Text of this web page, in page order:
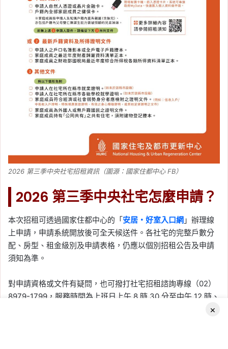
2026 第三季中央社宅招租資訊（圖源：國家住都中心 FB）
2026 第三季中央社宅怎麼申請？
本次招租可透過國家住都中心的「 安居・好室入口網 」辦理線
上申請，申請系統開放後可全天候送件。各社宅的完整戶數分
配、房型、租金級別及申請表格，仍應以個別招租公告及申請
須知為準。
對申請資格或文件有疑問，也可撥打社宅招租諮詢專線（02）
8979-1799，服務時間為上班日上午 8 時 30 分至中午 12 時、
×